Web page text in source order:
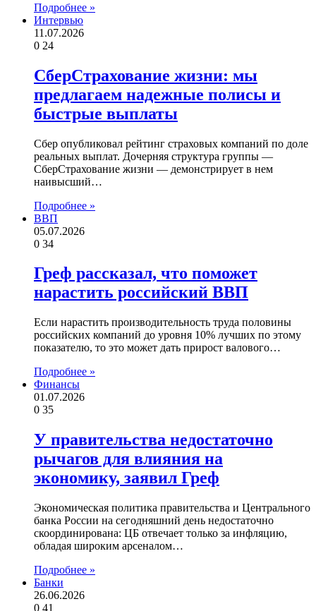
Подробнее »
Интервью
11.07.2026
0 24
СберСтрахование жизни: мы
предлагаем надежные полисы и
быстрые выплаты
Сбер опубликовал рейтинг страховых компаний по доле
реальных выплат. Дочерняя структура группы —
СберСтрахование жизни — демонстрирует в нем
наивысший…
Подробнее »
ВВП
05.07.2026
0 34
Греф рассказал, что поможет
нарастить российский ВВП
Если нарастить производительность труда половины
российских компаний до уровня 10% лучших по этому
показателю, то это может дать прирост валового…
Подробнее »
Финансы
01.07.2026
0 35
У правительства недостаточно
рычагов для влияния на
экономику, заявил Греф
Экономическая политика правительства и Центрального
банка России на сегодняшний день недостаточно
скоординирована: ЦБ отвечает только за инфляцию,
обладая широким арсеналом…
Подробнее »
Банки
26.06.2026
0 41